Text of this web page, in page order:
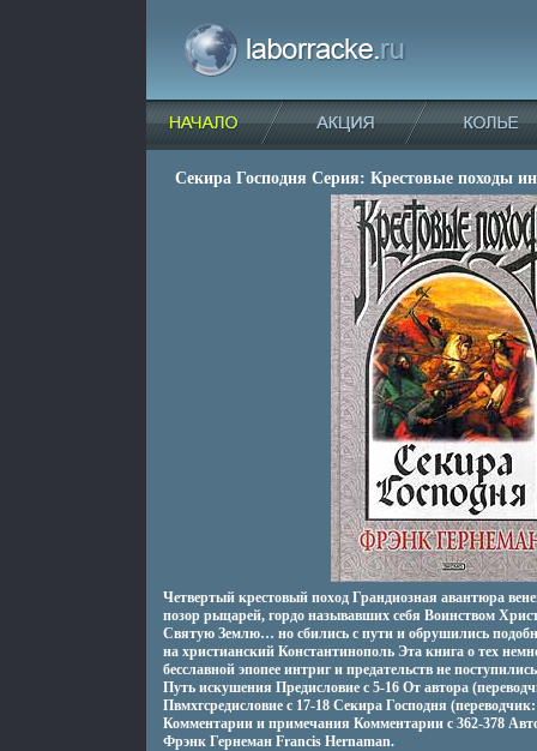
Секира Господня Серия: Крестовые походы
Четвертый крестовый поход Грандиозная авантюра
позор рыцарей, гордо называвших себя Воинством
Святую Землю… но сбились с пути и обрушились
на христианский Константинополь Эта книга о тех
бесславной эпопее интриг и предательств не
Путь искушения Предисловие c 5-16 От автора
Пвмхгсредисловие c 17-18 Секира Господня
Комментарии и примечания Комментарии c 362-378
Фрэнк Гернеман Francis Hernaman.